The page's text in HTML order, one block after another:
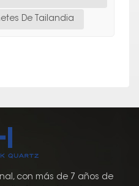
De Tailandia
con más de 7 años de